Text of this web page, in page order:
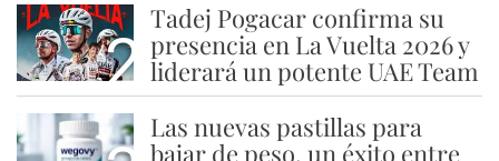
2
Tadej Pogacar confirma su
presencia en La Vuelta 2026 y
liderará un potente UAE Team
Las nuevas pastillas para
bajar de peso, un éxito entre